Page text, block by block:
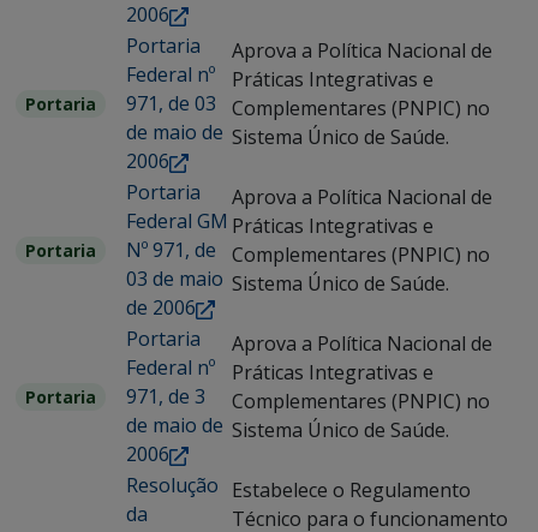
2006
Portaria
Portaria
Federal nº
971, de 03
de maio de
2006
Aprova a Política Nacional de
Práticas Integrativas e
Complementares (PNPIC) no
Sistema Único de Saúde.
Portaria
Portaria
Federal GM
Nº 971, de
03 de maio
de 2006
Aprova a Política Nacional de
Práticas Integrativas e
Complementares (PNPIC) no
Sistema Único de Saúde.
Portaria
Portaria
Federal nº
971, de 3
de maio de
2006
Aprova a Política Nacional de
Práticas Integrativas e
Complementares (PNPIC) no
Sistema Único de Saúde.
Resolução
da
Estabelece o Regulamento
Técnico para o funcionamento